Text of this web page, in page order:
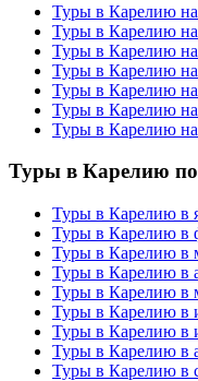
Туры в Карелию
Туры в Карелию
Туры в Карелию
Туры в Карелию
Туры в Карелию
Туры в Карелию
Туры в Карелию
Туры в Карелию
Туры в Карелию в
Туры в Карелию в
Туры в Карелию в
Туры в Карелию в
Туры в Карелию в
Туры в Карелию в
Туры в Карелию в
Туры в Карелию в
Туры в Карелию в